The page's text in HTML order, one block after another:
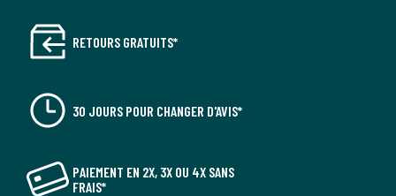
RETOURS GRATUITS*
30 JOURS POUR CHANGER D'AVIS*
PAIEMENT EN 2X, 3X OU 4X SANS
FRAIS*